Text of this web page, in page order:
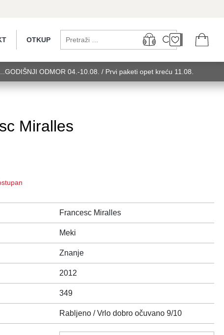
OTKUP
ODMOR 04.-10.08. / Prvi paketi opet kreću 11.08.
ODMOR 04.-10.08. / Prvi paketi opet kreću
utorak........GODIŠNJI ODMOR 0
Miralles
Francesc Miralles
Meki
Znanje
2012
349
Rabljeno / Vrlo dobro očuvano 9/10